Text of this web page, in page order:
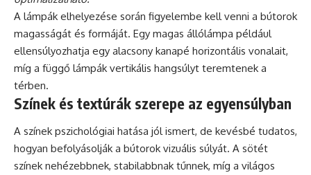
A lámpák elhelyezése során figyelembe kell venni a bútorok
magasságát és formáját. Egy magas állólámpa például
ellensúlyozhatja egy alacsony kanapé horizontális vonalait,
míg a függő lámpák vertikális hangsúlyt teremtenek a
térben.
Színek és textúrák szerepe az egyensúlyban
A színek pszichológiai hatása jól ismert, de kevésbé tudatos,
hogyan befolyásolják a bútorok vizuális súlyát. A sötét
színek nehézebbnek, stabilabbnak tűnnek, míg a világos